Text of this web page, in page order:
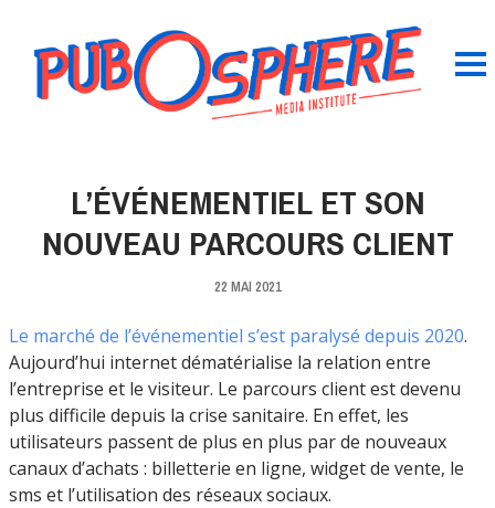
L’ÉVÉNEMENTIEL ET SON
NOUVEAU PARCOURS CLIENT
22 MAI 2021
Le marché de l’événementiel s’est paralysé depuis 2020.
Aujourd’hui internet dématérialise la relation entre
l’entreprise et le visiteur. Le parcours client est devenu
plus difficile depuis la crise sanitaire. En effet, les
utilisateurs passent de plus en plus par de nouveaux
canaux d’achats : billetterie en ligne, widget de vente, le
sms et l’utilisation des réseaux sociaux.